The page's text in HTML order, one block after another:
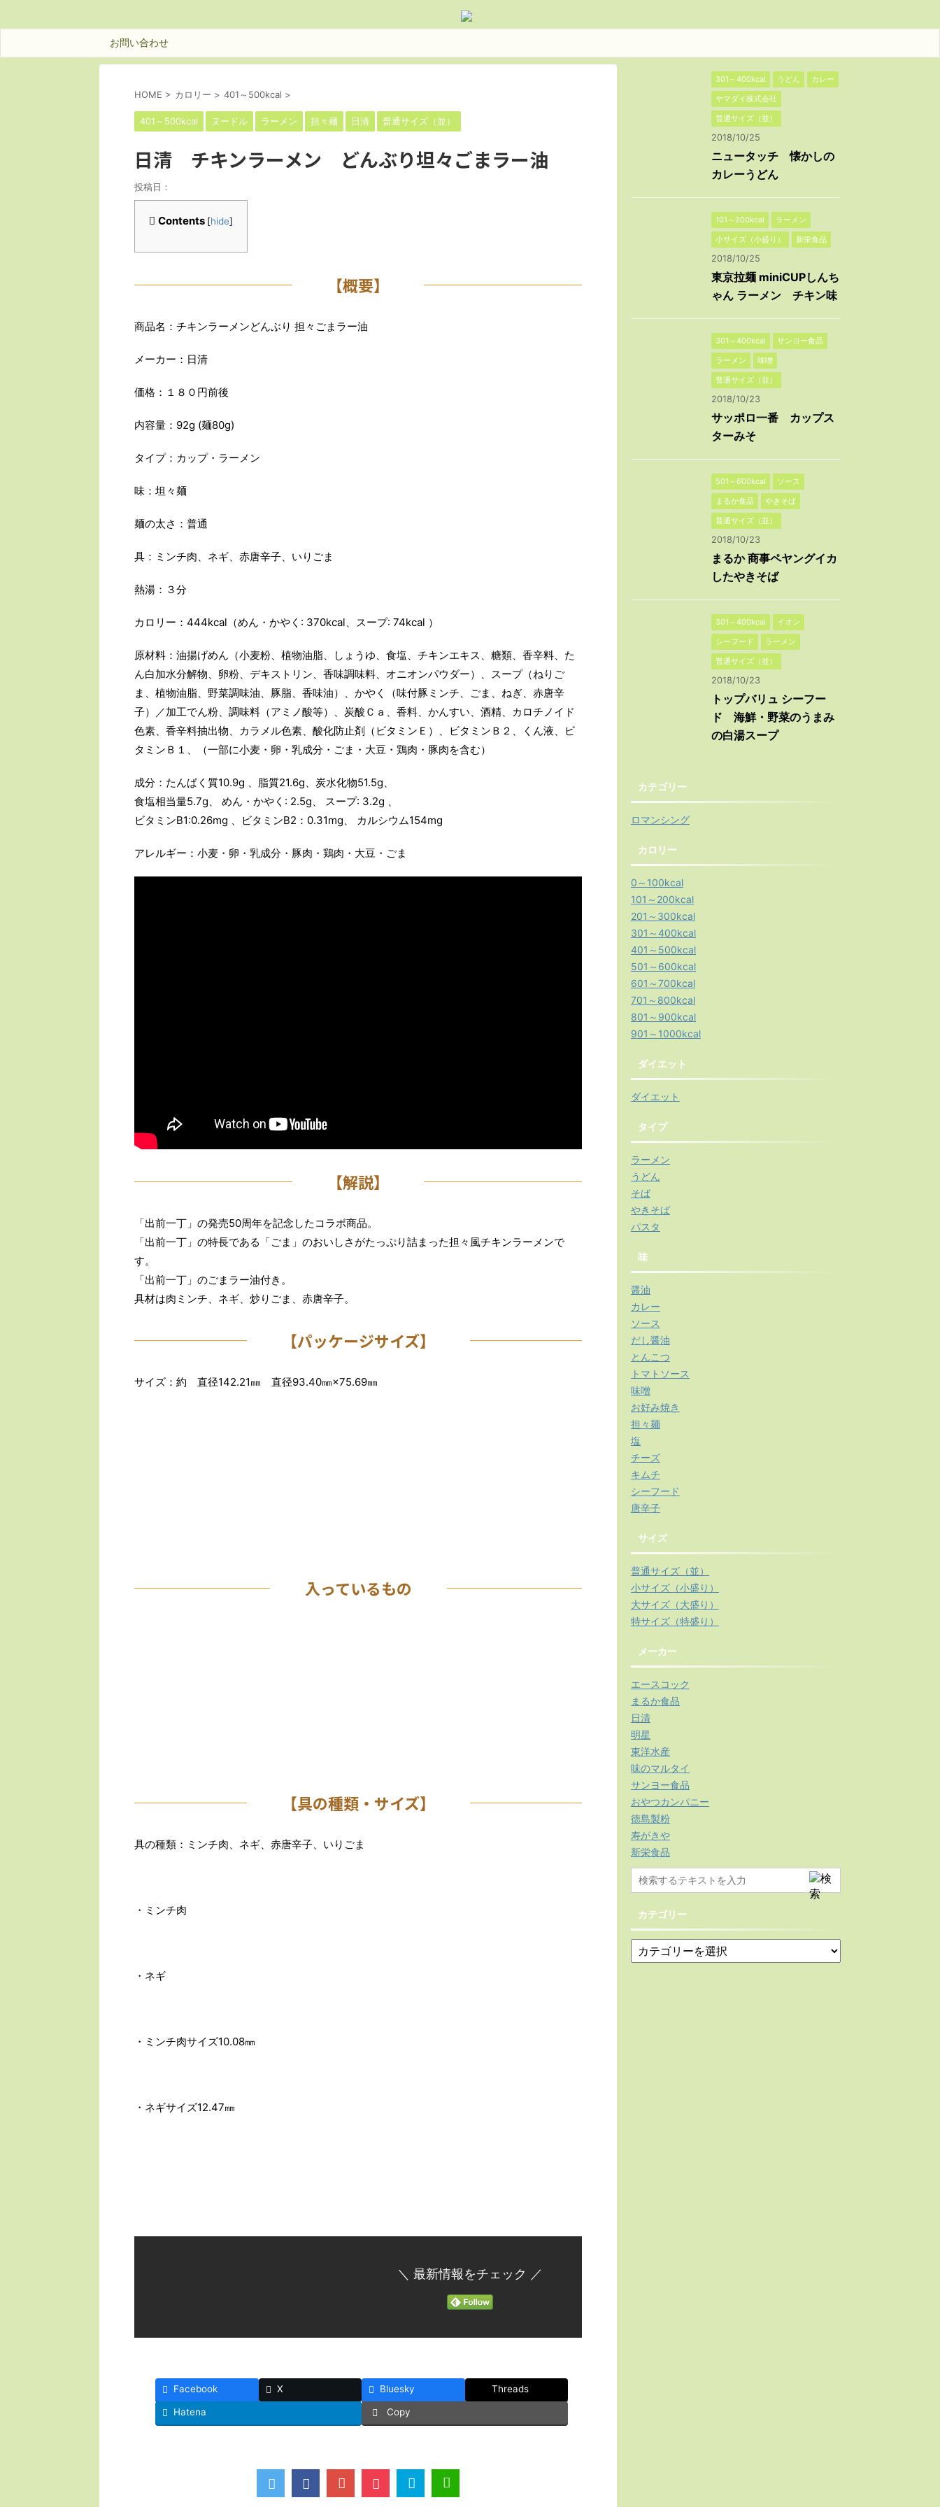
お問い合わせ
HOME > カロリー > 401～500kcal >
401～500kcal ヌードル ラーメン 担々麺 日清 普通サイズ（並）
日清 チキンラーメン どんぶり坦々ごまラー油
投稿日：
Contents [hide]
【概要】
商品名：チキンラーメンどんぶり 担々ごまラー油
メーカー：日清
価格：１８０円前後
内容量：92g (麺80g)
タイプ：カップ・ラーメン
味：坦々麺
麺の太さ：普通
具：ミンチ肉、ネギ、赤唐辛子、いりごま
熱湯：３分
カロリー：444kcal（めん・かやく: 370kcal、スープ: 74kcal ）
原材料：油揚げめん（小麦粉、植物油脂、しょうゆ、食塩、チキンエキス、糖類、香辛料、た
ん白加水分解物、卵粉、デキストリン、香味調味料、オニオンパウダー）、スープ（ねりご
ま、植物油脂、野菜調味油、豚脂、香味油）、かやく（味付豚ミンチ、ごま、ねぎ、赤唐辛
子）／加工でん粉、調味料（アミノ酸等）、炭酸Ｃａ、香料、かんすい、酒精、カロチノイド
色素、香辛料抽出物、カラメル色素、酸化防止剤（ビタミンＥ）、ビタミンＢ２、くん液、ビ
タミンＢ１、（一部に小麦・卵・乳成分・ごま・大豆・鶏肉・豚肉を含む）
成分：たんぱく質10.9g 、脂質21.6g、炭水化物51.5g、
食塩相当量5.7g、 めん・かやく: 2.5g、 スープ: 3.2g 、
ビタミンB1:0.26mg 、ビタミンB2：0.31mg、 カルシウム154mg
アレルギー：小麦・卵・乳成分・豚肉・鶏肉・大豆・ごま
【解説】
「出前一丁」の発売50周年を記念したコラボ商品。
「出前一丁」の特長である「ごま」のおいしさがたっぷり詰まった担々風チキンラーメンで
す。
「出前一丁」のごまラー油付き。
具材は肉ミンチ、ネギ、炒りごま、赤唐辛子。
【パッケージサイズ】
サイズ：約 直径142.21㎜ 直径93.40㎜×75.69㎜
入っているもの
【具の種類・サイズ】
具の種類：ミンチ肉、ネギ、赤唐辛子、いりごま
・ミンチ肉
・ネギ
・ミンチ肉サイズ10.08㎜
・ネギサイズ12.47㎜
＼ 最新情報をチェック ／
Facebook X Bluesky Threads
Hatena Copy
301～400kcal うどん
カレー
ヤマダイ株式会社
普通サイズ（並）
2018/10/25
ニュータッチ 懐かしの
カレーうどん
101～200kcal
ラーメン
小サイズ（小盛り）
新栄食品
2018/10/25
東京拉麺 miniCUPしんち
ゃん ラーメン チキン味
301～400kcal
サンヨー食品
ラーメン
味噌
普通サイズ（並）
2018/10/23
サッポロ一番 カップス
ターみそ
501～600kcal
ソース
まるか食品
やきそば
普通サイズ（並）
2018/10/23
まるか 商事ペヤングイカ
したやきそば
301～400kcal
イオン
シーフード
ラーメン
普通サイズ（並）
2018/10/23
トップバリュ シーフー
ド 海鮮・野菜のうまみ
の白湯スープ
カテゴリー
ロマンシング
カロリー
0～100kcal
101～200kcal
201～300kcal
301～400kcal
401～500kcal
501～600kcal
601～700kcal
701～800kcal
801～900kcal
901～1000kcal
ダイエット
ダイエット
タイプ
ラーメン
うどん
そば
やきそば
パスタ
味
醤油
カレー
ソース
だし醤油
とんこつ
トマトソース
味噌
お好み焼き
担々麺
塩
チーズ
キムチ
シーフード
唐辛子
サイズ
普通サイズ（並）
小サイズ（小盛り）
大サイズ（大盛り）
特サイズ（特盛り）
メーカー
エースコック
まるか食品
日清
明星
東洋水産
味のマルタイ
サンヨー食品
おやつカンパニー
徳島製粉
寿がきや
新栄食品
カテゴリー